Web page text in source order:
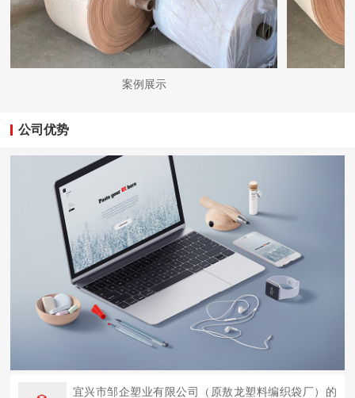
案例展示
公司优势
宜兴市邹企塑业有限公司（原敖龙塑料编织袋厂）的